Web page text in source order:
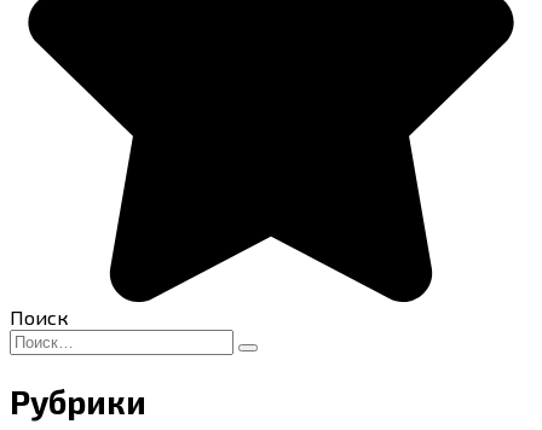
Поиск
Search
for:
Рубрики